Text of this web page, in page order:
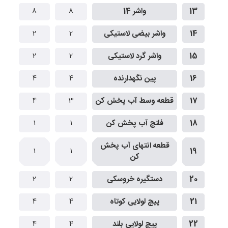
13 واشر 14 8
8
14 واشر بیضی لاستیکی 2
2
15 واشر گرد لاستیکی 2
2
16 پین نگهدارنده 4
4
17 قطعه وسط آب پخش کن 3
4
18 فلنچ آب پخش کن 1
1
19
قطعه انتهای آب پخش
کن
1
1
20 دستگیره خروسکی 2
2
21 پیچ لولایی کوتاه 4
4
22 پیچ لولایی بلند 4
4